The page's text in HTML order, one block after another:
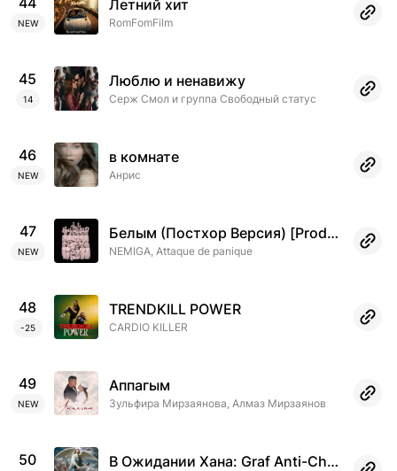
NEW
Летний хит
RomFomFilm
45
14
Люблю и ненавижу
Серж Смол и группа Свободный статус
46
NEW
в комнате
Анрис
47
NEW
Белым (Постхор Версия) [Prod. by TSRCT]
NEMIGA, Attaque de panique
48
-25
TRENDKILL POWER
CARDIO KILLER
49
NEW
Аппагым
Зульфира Мирзаянова, Алмаз Мирзаянов
50 В Ожидании Хана: Graf Anti-Christo